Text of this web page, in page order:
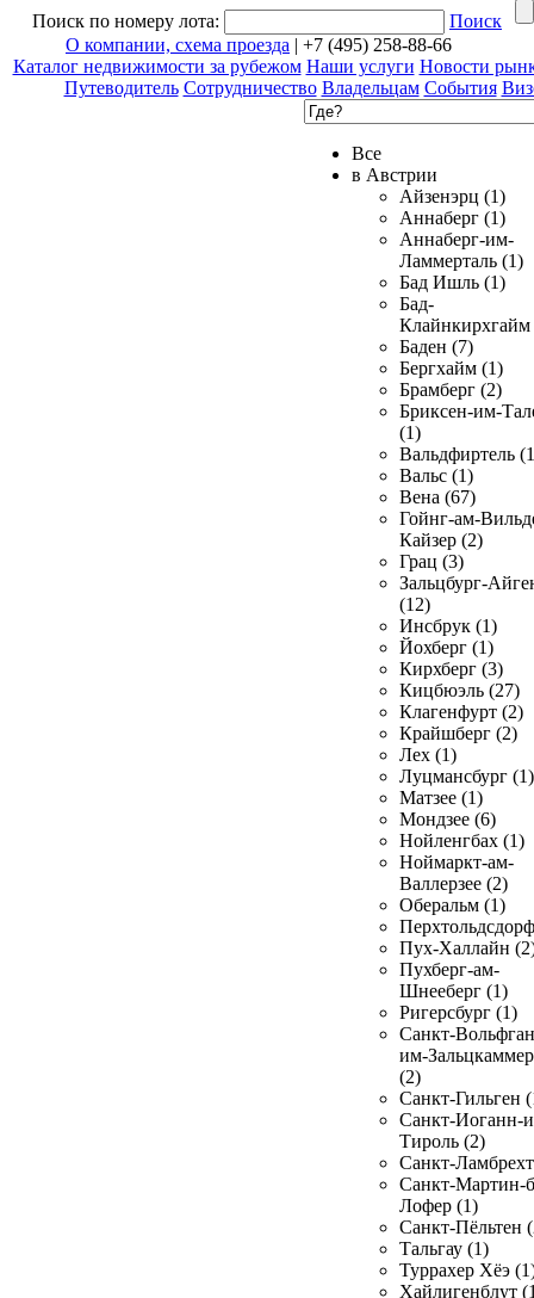
Поиск по номеру лота:
Поиск
О компании, схема проезда | +7 (495) 258-88-66
Каталог недвижимости за рубежом Наши услуги Новости
Путеводитель Сотрудничество Владельцам События
Все
в Австрии
Айзенэрц (1)
Аннаберг (1)
Аннаберг-им-
Ламмерталь (1)
Бад Ишль (1)
Бад-
Клайнкирхгайм
Баден (7)
Бергхайм (1)
Брамберг (2)
Бриксен-им-
(1)
Вальдфиртель
Вальс (1)
Вена (67)
Гойнг-ам-
Кайзер (2)
Грац (3)
Зальцбург-
(12)
Инсбрук (1)
Йохберг (1)
Кирхберг (3)
Кицбюэль (27)
Клагенфурт (2)
Крайшберг (2)
Лех (1)
Луцмансбург (1)
Матзее (1)
Мондзее (6)
Нойленгбах (1)
Ноймаркт-ам-
Валлерзее (2)
Оберальм (1)
Пух-Халлайн
Пухберг-ам-
Шнееберг (1)
Ригерсбург (1)
Санкт-
им-
(2)
Санкт-Гильген
Санкт-Иоганн-
Тироль (2)
Санкт-
Санкт-Мартин-
Лофер (1)
Санкт-Пёльтен
Тальгау (1)
Туррахер Хёэ
Хайлигенблут